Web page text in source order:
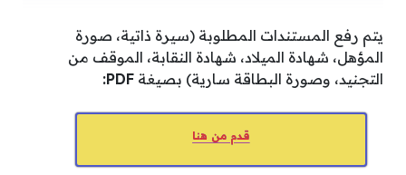
يتم رفع المستندات المطلوبة (سيرة ذاتية، صورة
المؤهل، شهادة الميلاد، شهادة النقابة، الموقف من
التجنيد، وصورة البطاقة سارية) بصيغة PDF:
قدم من هنا